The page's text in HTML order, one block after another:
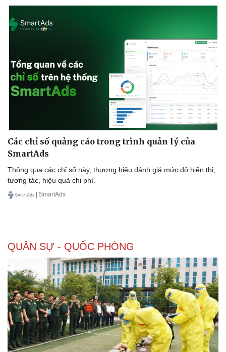
Các chỉ số quảng cáo trong trình quản lý của
SmartAds
Thông qua các chỉ số này, thương hiệu đánh giá mức độ hiển thị,
tương tác, hiệu quả chi phí.
| SmartAds
QUÂN SỰ - QUỐC PHÒNG